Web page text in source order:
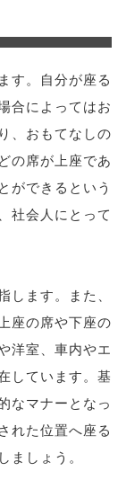
す。自分が座る
合によってはお
、おもてなしの
の席が上座であ
ができるという
社会人にとって
ます。また、
座の席や下座の
洋室、車内やエ
しています。基
なマナーとなっ
れた位置へ座る
しょう。